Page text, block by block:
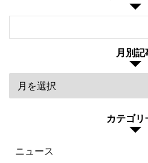
月別記
カテゴリ
ニュース